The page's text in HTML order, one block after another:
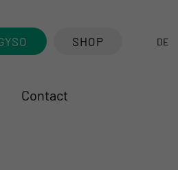
SHOP DE
Contact